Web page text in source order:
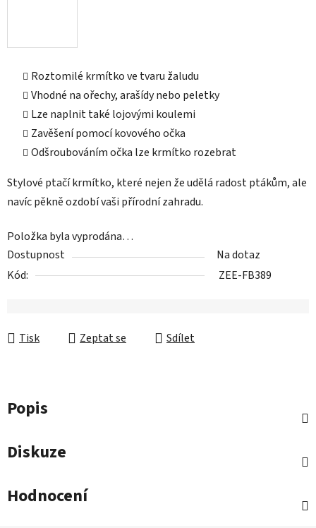
Roztomilé krmítko ve tvaru žaludu
Vhodné na ořechy, arašídy nebo peletky
Lze naplnit také lojovými koulemi
Zavěšení pomocí kovového očka
Odšroubováním očka lze krmítko rozebrat
Stylové ptačí krmítko, které nejen že udělá radost ptákům, ale
navíc pěkně ozdobí vaši přírodní zahradu.
Položka byla vyprodána…
Dostupnost
Na dotaz
Kód:
ZEE-FB389
Tisk Zeptat se Sdílet
Popis
Diskuze
Hodnocení